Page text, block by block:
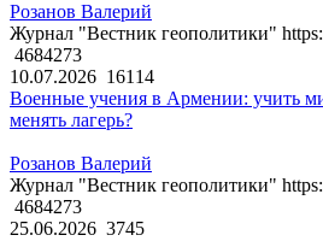
Розанов Валерий
Журнал "Вестник геополитики"
4684273
10.07.2026 16114
Военные учения в Армении: учить
менять лагерь?
Розанов Валерий
Журнал "Вестник геополитики"
4684273
25.06.2026 3745